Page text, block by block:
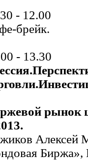
- 12.00
брейк.
- 13.30
рынок
Алексей
Биржа»,